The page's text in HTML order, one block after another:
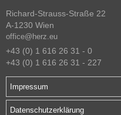
Richard-Strauss-Straße 22
A-1230 Wien
office@herz.eu
+43 (0) 1 616 26 31 - 0
+43 (0) 1 616 26 31 - 227
Impressum
Datenschutzerklärung